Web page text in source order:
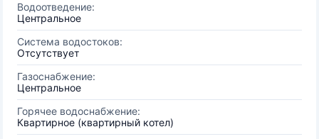
Водоотведение:
Центральное
Система водостоков:
Отсутствует
Газоснабжение:
Центральное
Горячее водоснабжение:
Квартирное (квартирный котел)